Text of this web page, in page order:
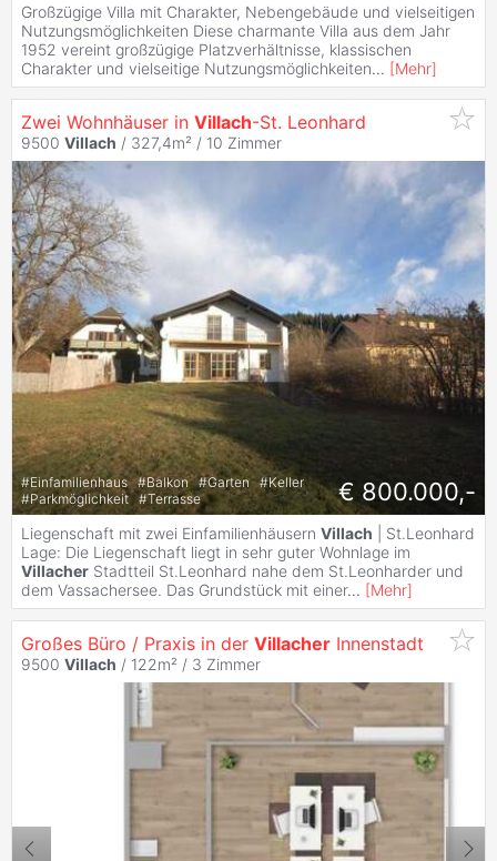
Großzügige Villa mit Charakter, Nebengebäude und vielseitigen
Nutzungsmöglichkeiten Diese charmante Villa aus dem Jahr
1952 vereint großzügige Platzverhältnisse, klassischen
Charakter und vielseitige Nutzungsmöglichkeiten... [Mehr]
Zwei Wohnhäuser in Villach-St. Leonhard
9500 Villach / 327,4m² / 10 Zimmer
#Einfamilienhaus #Balkon #Garten #Keller
#Parkmöglichkeit #Terrasse € 800.000,-
Liegenschaft mit zwei Einfamilienhäusern Villach | St.Leonhard
Lage: Die Liegenschaft liegt in sehr guter Wohnlage im
Villacher Stadtteil St.Leonhard nahe dem St.Leonharder und
dem Vassachersee. Das Grundstück mit einer... [Mehr]
Großes Büro / Praxis in der Villacher Innenstadt
9500 Villach / 122m² / 3 Zimmer